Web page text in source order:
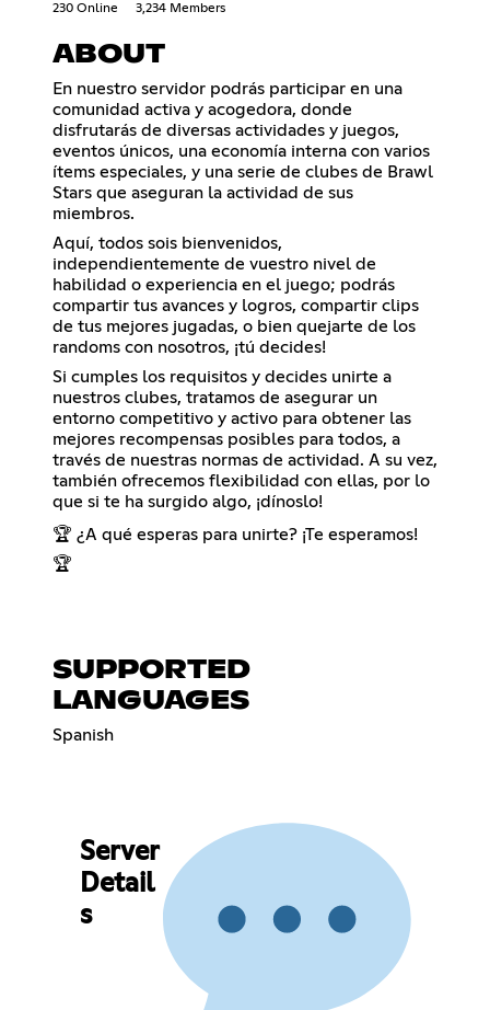
230 Online 3,234 Members
ABOUT
En nuestro servidor podrás participar en una
comunidad activa y acogedora, donde
disfrutarás de diversas actividades y juegos,
eventos únicos, una economía interna con varios
ítems especiales, y una serie de clubes de Brawl
Stars que aseguran la actividad de sus
miembros.
Aquí, todos sois bienvenidos,
independientemente de vuestro nivel de
habilidad o experiencia en el juego; podrás
compartir tus avances y logros, compartir clips
de tus mejores jugadas, o bien quejarte de los
randoms con nosotros, ¡tú decides!
Si cumples los requisitos y decides unirte a
nuestros clubes, tratamos de asegurar un
entorno competitivo y activo para obtener las
mejores recompensas posibles para todos, a
través de nuestras normas de actividad. A su vez,
también ofrecemos flexibilidad con ellas, por lo
que si te ha surgido algo, ¡dínoslo!
🏆 ¿A qué esperas para unirte? ¡Te esperamos!
🏆
SUPPORTED
LANGUAGES
Spanish
Server
Detail
s